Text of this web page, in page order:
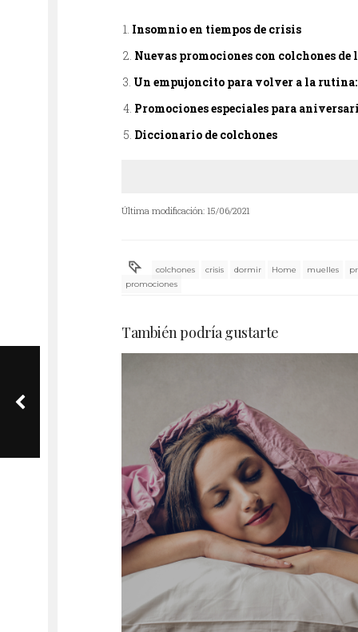
Insomnio en tiempos de crisis
Nuevas promociones con colchones de
Un empujoncito para volver a la
Promociones especiales para
Diccionario de colchones
Última modificación: 15/06/2021
colchones crisis dormir Home muelles
promociones
También podría gustarte